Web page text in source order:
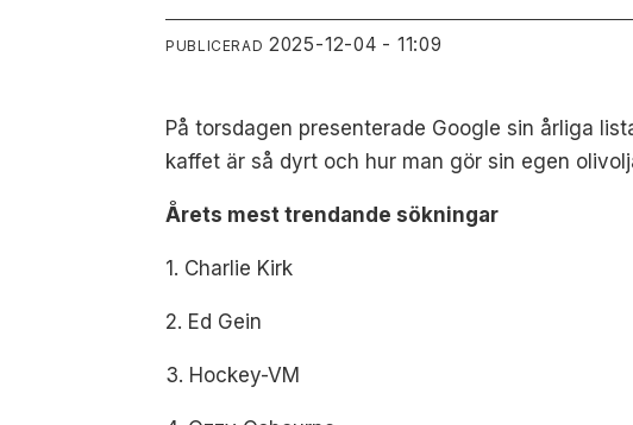
PUBLICERAD 2025-12-04 - 11:09
På torsdagen presenterade Google sin årliga
kaffet är så dyrt och hur man gör sin egen
Årets mest trendande sökningar
1. Charlie Kirk
2. Ed Gein
3. Hockey-VM